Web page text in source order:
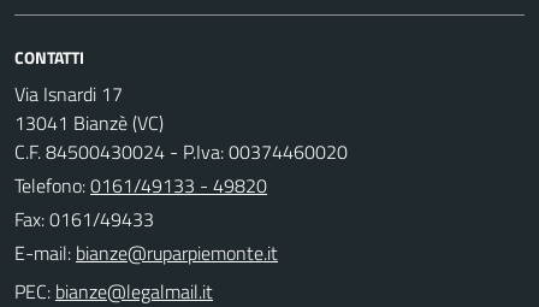
CONTATTI
Via Isnardi 17
13041 Bianzè (VC)
C.F. 84500430024 - P.Iva: 00374460020
Telefono:0161/49133 - 49820
Fax: 0161/49433
E-mail:
PEC: